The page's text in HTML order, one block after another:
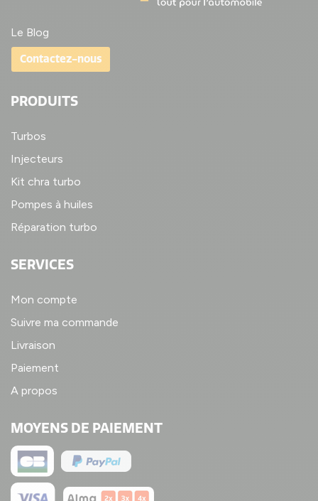
Le Blog
Contactez-nous
PRODUITS
Turbos
Injecteurs
Kit chra turbo
Pompes à huiles
Réparation turbo
SERVICES
Mon compte
Suivre ma commande
Livraison
Paiement
A propos
MOYENS DE PAIEMENT